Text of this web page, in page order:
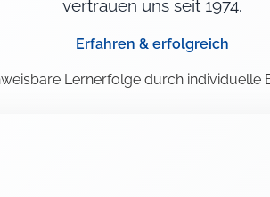
vertrauen uns seit 1974.
Erfahren & erfolgreich
Lernerfolge durch individuelle